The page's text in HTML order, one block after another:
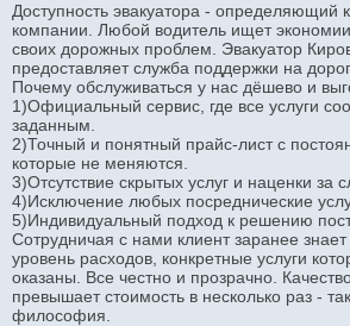
Доступность эвакуатора - определяющий
компании. Любой водитель ищет
своих дорожных проблем. Эвакуатор
предоставляет служба поддержки на
Почему обслуживаться у нас дёшево и
1)Официальный сервис, где все услуги
заданным.
2)Точный и понятный прайс-лист с
которые не меняются.
3)Отсутствие скрытых услуг и наценки за
4)Исключение любых посреднические
5)Индивидуальный подход к решению
Сотрудничая с нами клиент заранее
уровень расходов, конкретные услуги
оказаны. Все честно и прозрачно.
превышает стоимость в несколько раз -
философия.